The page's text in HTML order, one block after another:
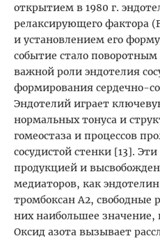
открытием в 1980 г.
релаксирующего фактора
и установлением его
событие стало
важной роли эндотелия
формирования сердечно-
Эндотелий играет
нормальных тонуса и
гомеостаза и процессов
сосудистой стенки [13].
продукцией и
медиаторов, как
тромбоксан А2, свободные
них наибольшее значение,
Оксид азота вызывает